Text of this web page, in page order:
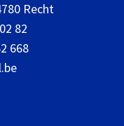
Recht
82
668